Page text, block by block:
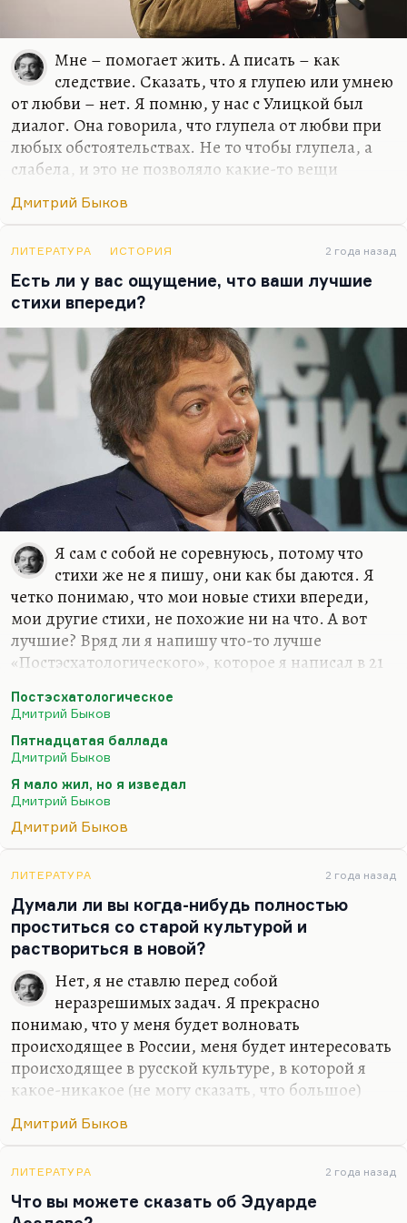
Мне – помогает жить. А писать – как
следствие. Сказать, что я глупею или умнею
от любви – нет. Я помню, у нас с Улицкой был
диалог. Она говорила, что глупела от любви при
любых обстоятельствах. Не то чтобы глупела, а
слабела, и это не позволяло какие-то вещи
все-таки этого нет, для меня любовь – это формат
какую-то общую черту у моих жен или тех
женщин, с которыми у меня были долгие и
счастливые отношения, – это были женщины, с
которыми мне нравилось разговаривать, в
которых я находил не эхо, а именно гениальный
ответ, додумывание такое.
Иной раз Катька что-нибудь такое скажет, и
жить хочется. Что-нибудь…
Дмитрий Быков
ЛИТЕРАТУРА ИСТОРИЯ 2 года назад
Есть ли у вас ощущение, что ваши лучшие
стихи впереди?
Я сам с собой не соревнуюсь, потому что
стихи же не я пишу, они как бы даются. Я
четко понимаю, что мои новые стихи впереди,
мои другие стихи, не похожие ни на что. А вот
лучшие? Вряд ли я напишу что-то лучше
«Постэсхатологического», которое я написал в 21
я напишу что-то лучше «Пятнадцатой баллады»
(«Если б был я Дэн Браун…») или моего самого
любимого стихотворения – «Сказки о рыбаке и
рыбке»… Вообще, лучшее стихотворение мое
звучит так:
Я мало жил, но я изведал
Небесной Родины я не предал –
Что нет, то нет.
Земную предал неоднократно,
И…
Постэсхатологическое
Дмитрий Быков
Пятнадцатая баллада
Дмитрий Быков
Я мало жил, но я изведал
Дмитрий Быков
Дмитрий Быков
ЛИТЕРАТУРА 2 года назад
Думали ли вы когда-нибудь полностью
проститься со старой культурой и
раствориться в новой?
Нет, я не ставлю перед собой
неразрешимых задач. Я прекрасно
понимаю, что у меня будет волновать
происходящее в России, меня будет интересовать
происходящее в русской культуре, в которой я
какое-никакое (не могу сказать, что большое)
безусловно. Сужу я об этом прежде всего по
студентов, славистов. Так что нет, я не думал
бросить то, что я там прожил и то, что я там
Дмитрий Быков
ЛИТЕРАТУРА 2 года назад
Что вы можете сказать об Эдуарде